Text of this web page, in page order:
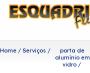
Home Serviços
porta de
alumínio em
vidro